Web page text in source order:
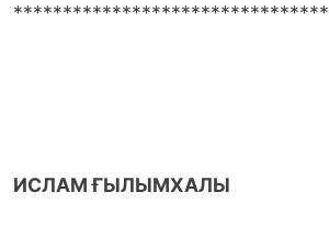
********************************
ИСЛАМ ҒЫЛЫМХАЛЫ